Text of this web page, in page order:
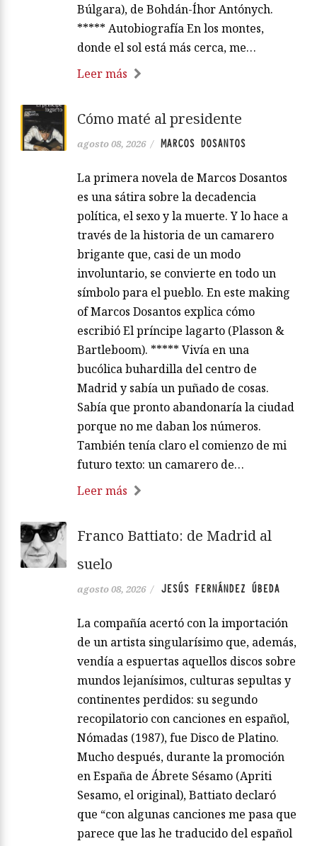
Búlgara), de Bohdán-Íhor Antónych.
***** Autobiografía En los montes,
donde el sol está más cerca, me…
Leer más
Cómo maté al presidente
agosto 08, 2026 / MARCOS DOSANTOS
La primera novela de Marcos Dosantos
es una sátira sobre la decadencia
política, el sexo y la muerte. Y lo hace a
través de la historia de un camarero
brigante que, casi de un modo
involuntario, se convierte en todo un
símbolo para el pueblo. En este making
of Marcos Dosantos explica cómo
escribió El príncipe lagarto (Plasson &
Bartleboom). ***** Vivía en una
bucólica buhardilla del centro de
Madrid y sabía un puñado de cosas.
Sabía que pronto abandonaría la ciudad
porque no me daban los números.
También tenía claro el comienzo de mi
futuro texto: un camarero de…
Leer más
Franco Battiato: de Madrid al
suelo
agosto 08, 2026 / JESÚS FERNÁNDEZ ÚBEDA
La compañía acertó con la importación
de un artista singularísimo que, además,
vendía a espuertas aquellos discos sobre
mundos lejanísimos, culturas sepultas y
continentes perdidos: su segundo
recopilatorio con canciones en español,
Nómadas (1987), fue Disco de Platino.
Mucho después, durante la promoción
en España de Ábrete Sésamo (Apriti
Sesamo, el original), Battiato declaró
que “con algunas canciones me pasa que
parece que las he traducido del español